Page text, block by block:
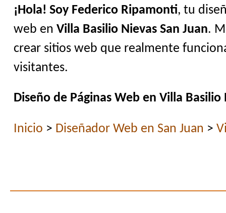
¡Hola! Soy Federico Ripamonti, tu
web en Villa Basilio Nievas San Juan.
crear sitios web que realmente
visitantes.
Diseño de Páginas Web en Villa Basilio
Inicio > Diseñador Web en San Juan >